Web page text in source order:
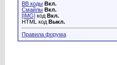
BB коды Вкл.
Смайлы Вкл.
[IMG] код Вкл.
HTML код Выкл.
Правила форума